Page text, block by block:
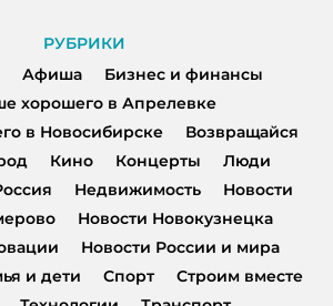
РУБРИКИ
Афиша
Бизнес и финансы
хорошего в Апрелевке
в Новосибирске
Возвращайся
Кино Концерты
Люди
Недвижимость
Новости
Новости Новокузнецка
Новости России и мира
и дети Спорт
Строим вместе